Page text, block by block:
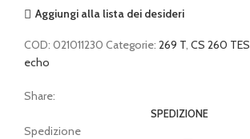
Aggiungi alla lista dei desideri
COD: 021011230 Categorie: 269 T CS 260 TES
echo
Share:
SPEDIZIONE
Spedizione